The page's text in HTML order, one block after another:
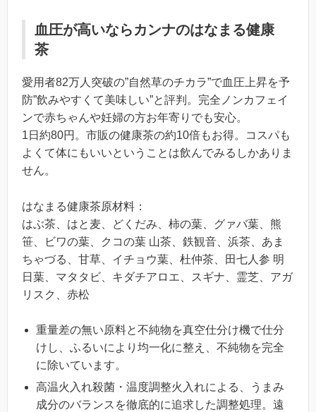
血圧が高いならカンナのはなまる健康
茶
愛用者82万人突破の”自然草のチカラ”で血圧上昇を予
防”飲みやすくて美味しい”と評判。完全ノンカフェイ
ンで赤ちゃんや妊婦の方お年寄りでも安心。
1日約80円。市販の健康茶の約10倍もお得。コスパも
よくて体にもいいということは飲んでみるしかありま
せん。
はなまる健康茶原材料：
はぶ茶、はと麦、どくだみ、柿の葉、グァバ葉、熊
笹、ビワの葉、クコの葉 山茶、鉄観音、浜茶、あま
ちゃづる、甘草、イチョウ葉、杜仲茶、田七人参 明
日葉、マタタビ、キダチアロエ、スギナ、霊芝、アガ
リスク、赤松
重量差の無い原料と不純物を真空仕分け機で仕分
けし、ふるいにより均一化に整え、不純物を完全
に除いています。
高温火入れ殺菌・温度調整火入れによる、うまみ
成分のバランスを徹底的に追求した調整処理。遠